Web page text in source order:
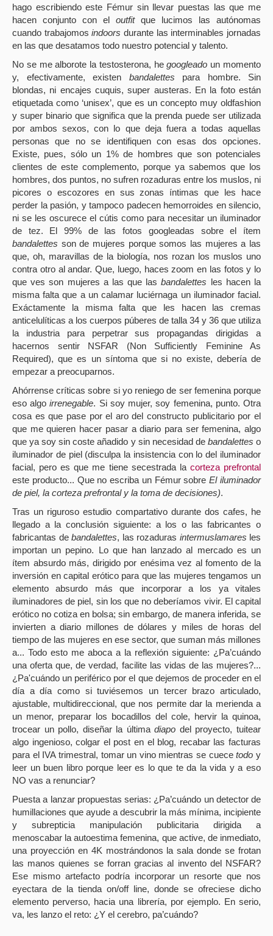
hago escribiendo este Fémur sin llevar puestas las que me
hacen conjunto con el outfitque lucimos las autónomas
cuando trabajomosindoors durante las interminables jornadas
en las que desatamos todo nuestro potencial y talento.
No se me alborote la testosterona, hegoogleado un momento
y, efectivamente, existen bandalettes para hombre. Sin
blondas, ni encajes cuquis, super austeras. En la foto están
etiquetada como ‘unisex’, que es un concepto muy oldfashion
y super binario que significa que la prenda puede ser utilizada
por ambos sexos, con lo que deja fuera a todas aquellas
personas que no se identifiquen con esas dos opciones.
Existe, pues, sólo un 1% de hombres que son potenciales
clientes de este complemento, porque ya sabemos que los
hombres, dos puntos, no sufren rozaduras entre los muslos, ni
picores o escozores en sus zonas íntimas que les hace
perder la pasión, y tampoco padecen hemorroides en silencio,
ni se les oscurece el cútis como para necesitar un iluminador
de tez. El 99% de las fotos googleadas sobre el ítem
bandalettes son de mujeres porque somos las mujeres a las
que, oh, maravillas de la biología, nos rozan los muslos uno
contra otro al andar. Que, luego, haces zoom en las fotos y lo
que ves son mujeres a las que lasbandalettes les hacen la
misma falta que a un calamar luciérnaga un iluminador facial.
Exáctamente la misma falta que les hacen las cremas
anticelulíticas a los cuerpos púberes de talla 34 y 36 que utiliza
la industria para perpetrar sus propagandas dirigidas a
hacernos sentir NSFAR (Non Sufficiently Feminine As
Required), que es un síntoma que si no existe, debería de
empezar a preocuparnos.
Ahórrense críticas sobre si yo reniego de ser femenina porque
eso algoirrenegable. Si soy mujer, soy femenina, punto. Otra
cosa es que pase por el aro del constructo publicitario por el
que me quieren hacer pasar a diario para ser femenina, algo
que ya soy sin coste añadido y sin necesidad de bandalettes o
iluminador de piel (disculpa la insistencia con lo del iluminador
facial, pero es que me tiene secestrada la corteza prefrontal
este producto... Que no escriba un Fémur sobreEl iluminador
de piel, la corteza prefrontal y la toma de decisiones).
Tras un riguroso estudio compartativo durante dos cafes, he
llegado a la conclusión siguiente: a los o las fabricantes o
fabricantas de bandalettes, las rozaduras intermuslamares les
importan un pepino. Lo que han lanzado al mercado es un
ítem absurdo más, dirigido por enésima vez al fomento de la
inversión en capital erótico para que las mujeres tengamos un
elemento absurdo más que incorporar a los ya vitales
iluminadores de piel, sin los que no deberíamos vivir. El capital
erótico no cotiza en bolsa; sin embargo, de manera inferida, se
invierten a diario millones de dólares y miles de horas del
tiempo de las mujeres en ese sector, que suman más millones
a... Todo esto me aboca a la reflexión siguiente: ¿Pa’cuándo
una oferta que, de verdad, facilite las vidas de las mujeres?...
¿Pa'cuándo un periférico por el que dejemos de proceder en el
día a día como si tuviésemos un tercer brazo articulado,
ajustable, multidireccional, que nos permite dar la merienda a
un menor, preparar los bocadillos del cole, hervir la quinoa,
trocear un pollo, diseñar la últimadiapo del proyecto, tuitear
algo ingenioso, colgar el post en el blog, recabar las facturas
para el IVA trimestral, tomar un vino mientras se cuecetodo y
leer un buen libro porque leer es lo que te da la vida y a eso
NO vas a renunciar?
Puesta a lanzar propuestas serias: ¿Pa’cuándo un detector de
humillaciones que ayude a descubrir la más mínima, incipiente
y subrepticia manipulación publicitaria dirigida a
menoscabar la autoestima femenina, que active, de inmediato,
una proyección en 4K mostrándonos la sala donde se frotan
las manos quienes se forran gracias al invento del NSFAR?
Ese mismo artefacto podría incorporar un resorte que nos
eyectara de la tienda on/off line, donde se ofreciese dicho
elemento perverso, hacia una librería, por ejemplo. En serio,
va, les lanzo el reto: ¿Y el cerebro, pa’cuándo?